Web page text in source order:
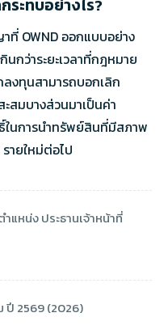
ระทบอย่างไร?
ที่ OWND ออกแบบอย่าง
กว่าระยะเวลาที่กฎหมาย
งทุนสามารถบอกเลิก
มบางส่วนมาเป็นค่า
นการนำทรัพย์สินที่มีสภาพ
ายใหม่ต่อไป
แหน่ง ประธานเจ้าหน้าที่
ปี 2569 (2026)